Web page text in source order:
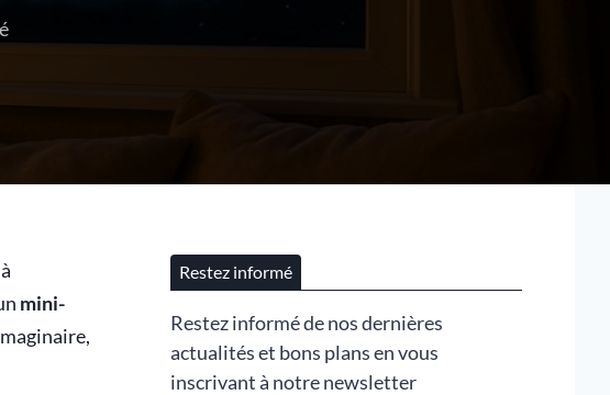
mini-
Restez informé
Restez informé de nos dernières
actualités et bons plans en vous
inscrivant à notre newsletter